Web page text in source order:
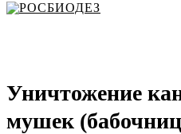
РОСБИОДЕЗ
Уничтожение
мушек